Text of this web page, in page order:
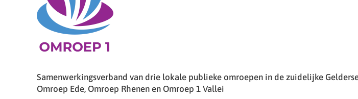
Samenwerkingsverband van drie lokale publieke omroepen in de zuidelijke
Omroep Ede, Omroep Rhenen en Omroep 1 Vallei